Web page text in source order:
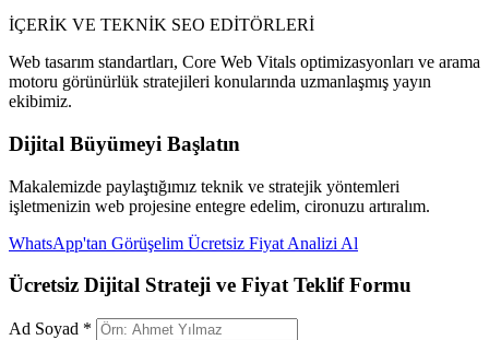
İÇERİK VE TEKNİK SEO EDİTÖRLERİ
Web tasarım standartları, Core Web Vitals optimizasyonları ve arama
motoru görünürlük stratejileri konularında uzmanlaşmış yayın
ekibimiz.
Dijital Büyümeyi Başlatın
Makalemizde paylaştığımız teknik ve stratejik yöntemleri
işletmenizin web projesine entegre edelim, cironuzu artıralım.
WhatsApp'tan Görüşelim Ücretsiz Fiyat Analizi Al
Ücretsiz Dijital Strateji ve Fiyat Teklif Formu
Ad Soyad *